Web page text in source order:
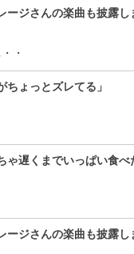
ジさんの楽曲も披露
・
ょっとズレてる」
ゃ遅くまでいっぱい食
ジさんの楽曲も披露